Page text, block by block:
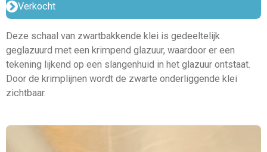
Verkocht
Deze schaal van zwartbakkende klei is gedeeltelijk
geglazuurd met een krimpend glazuur, waardoor er een
tekening lijkend op een slangenhuid in het glazuur ontstaat.
Door de krimplijnen wordt de zwarte onderliggende klei
zichtbaar.